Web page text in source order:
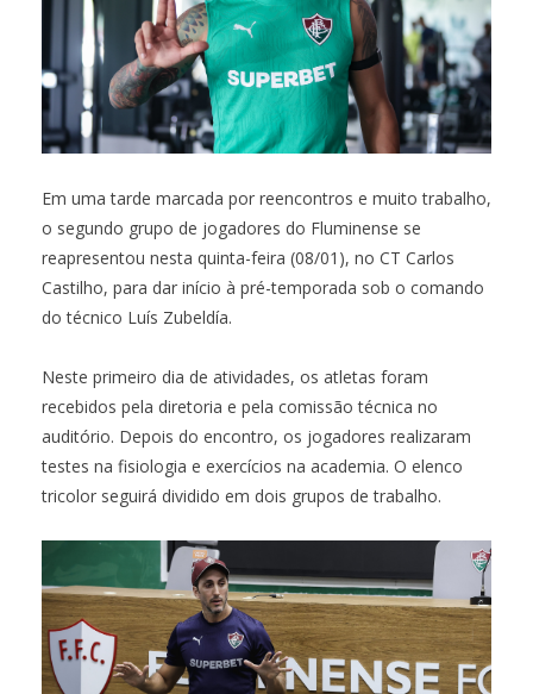
Em uma tarde marcada por reencontros e muito trabalho,
o segundo grupo de jogadores do Fluminense se
reapresentou nesta quinta-feira (08/01), no CT Carlos
Castilho, para dar início à pré-temporada sob o comando
do técnico Luís Zubeldía.
Neste primeiro dia de atividades, os atletas foram
recebidos pela diretoria e pela comissão técnica no
auditório. Depois do encontro, os jogadores realizaram
testes na fisiologia e exercícios na academia. O elenco
tricolor seguirá dividido em dois grupos de trabalho.